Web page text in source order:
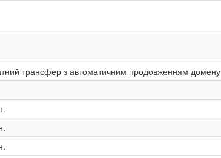
трансфер з автоматичним продовженням домену